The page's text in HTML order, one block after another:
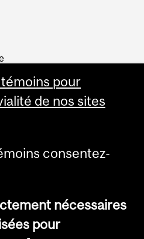
pour
de nos sites
consentez-
nécessaires
pour